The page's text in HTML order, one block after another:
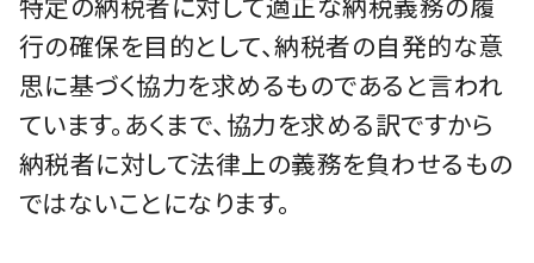
行の確保を目的として、納税者の自発的な意
思に基づく協力を求めるものであると言われ
ています。あくまで、協力を求める訳ですから
納税者に対して法律上の義務を負わせるもの
ではないことになります。